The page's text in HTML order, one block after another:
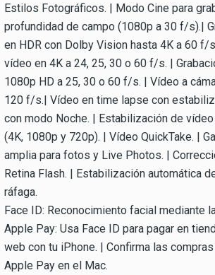
Estilos Fotográficos. | Modo Cine para
profundidad de campo (1080p a 30 f/s).|
en HDR con Dolby Vision hasta 4K a 60 f/
vídeo en 4K a 24, 25, 30 o 60 f/s. |
1080p HD a 25, 30 o 60 f/s. | Vídeo a
120 f/s.| Vídeo en time lapse con
con modo Noche. | Estabilización de
(4K, 1080p y 720p). | Vídeo QuickTake. |
amplia para fotos y Live Photos. |
Retina Flash. | Estabilización automática
ráfaga.
Face ID: Reconocimiento facial mediante
Apple Pay: Usa Face ID para pagar en
web con tu iPhone. | Confirma las
Apple Pay en el Mac.